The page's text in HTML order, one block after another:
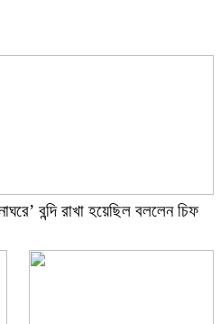
বন্দি রাখা হয়েছিল বললেন চিফ